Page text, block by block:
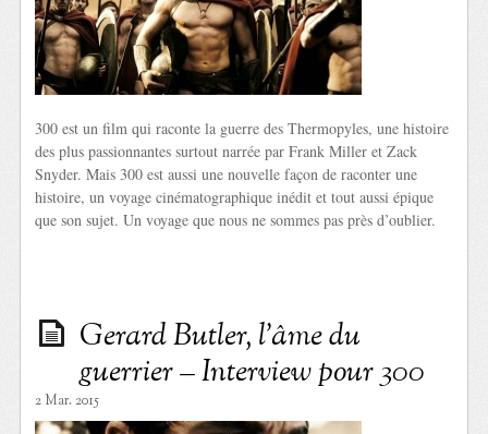
300 est un film qui raconte la guerre des Thermopyles, une histoire
des plus passionnantes surtout narrée par Frank Miller et Zack
Snyder. Mais 300 est aussi une nouvelle façon de raconter une
histoire, un voyage cinématographique inédit et tout aussi épique
que son sujet. Un voyage que nous ne sommes pas près d’oublier.
Gerard Butler, l’âme du
guerrier – Interview pour 300
2 Mar. 2015